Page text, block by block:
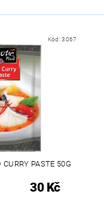
Kód:3067
CURRY PASTE 50G
30 Kč